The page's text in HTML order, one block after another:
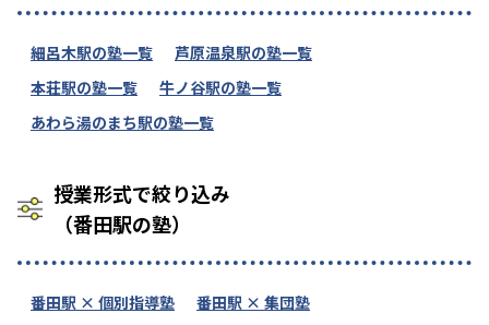
細呂木駅の塾一覧
芦原温泉駅の塾一覧
本荘駅の塾一覧
牛ノ谷駅の塾一覧
あわら湯のまち駅の塾一覧
授業形式で絞り込み
（番田駅の塾）
番田駅 × 個別指導塾
番田駅 × 集団塾